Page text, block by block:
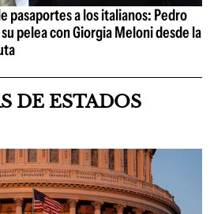
pasaportes a los italianos: Pedro
pelea con Giorgia Meloni desde la
DE ESTADOS